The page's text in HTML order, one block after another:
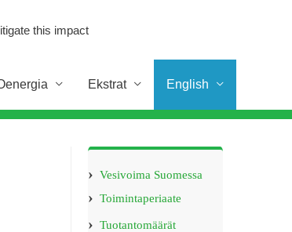
this impact
Ekstrat English
Vesivoima Suomessa
Toimintaperiaate
Tuotantomäärät